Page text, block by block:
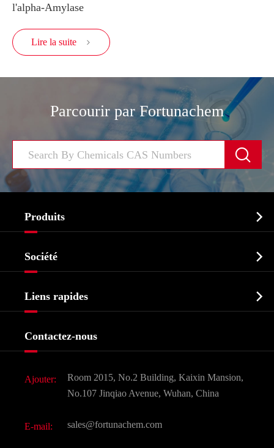
l'alpha-Amylase
Lire la suite 
Parcourir par Fortunachem

Produits 
Biochimique
Produits agrochimiques et intermédiaires
Ingrédients cosmétiques
Saveurs et parfums
CAS chimiques
Société 
Histoire de l'entreprise
Liens rapides 
Contactez-nous
Ajouter:
Room 2015, No.2 Building, Kaixin Mansion,
No.107 Jinqiao Avenue, Wuhan, China
E-mail: sales@fortunachem.com